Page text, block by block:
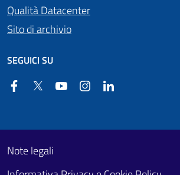
Qualità Datacenter
Sito di archivio
SEGUICI SU
FacebookTwitter YouTube Instagram
Footer First
Useful links section
Note legali